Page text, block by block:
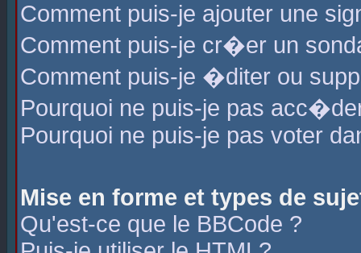
Comment puis-je ajouter une
Comment puis-je cr�er un
Comment puis-je �diter ou
Pourquoi ne puis-je pas
Pourquoi ne puis-je pas voter
Mise en forme et types de
Qu'est-ce que le BBCode ?